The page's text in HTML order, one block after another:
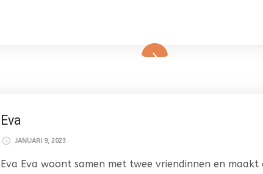
Eva
JANUARI 9, 2023
Eva Eva woont samen met twee vriendinnen en maakt